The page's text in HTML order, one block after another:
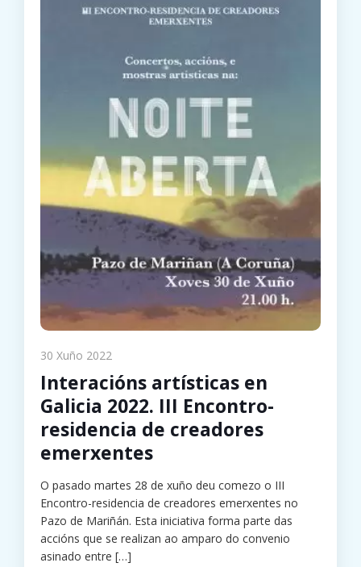
30 Xuño 2022
Interacións artísticas en
Galicia 2022. III Encontro-
residencia de creadores
emerxentes
O pasado martes 28 de xuño deu comezo o III
Encontro-residencia de creadores emerxentes no
Pazo de Mariñán. Esta iniciativa forma parte das
accións que se realizan ao amparo do convenio
asinado entre […]